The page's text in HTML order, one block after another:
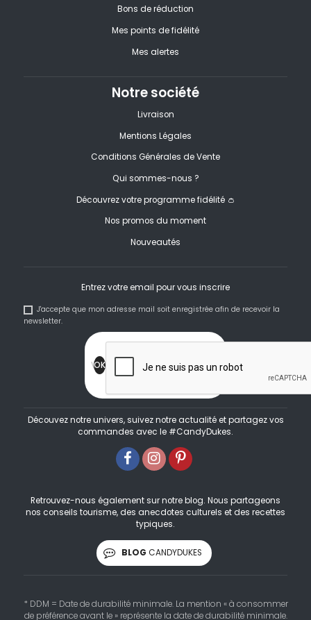
Bons de réduction
Mes points de fidélité
Mes alertes
Notre société
Livraison
Mentions Légales
Conditions Générales de Vente
Qui sommes-nous ?
Découvrez votre programme fidélité 👛
Nos promos du moment
Nouveautés
Entrez votre email pour vous inscrire
J'accepte que mon adresse mail soit enregistrée afin de recevoir la
newsletter.
Découvez notre univers, suivez notre actualité et partagez vos
commandes avec le #CandyDukes.
Retrouvez-nous également sur notre blog. Nous partageons
nos conseils tourisme, des anecdotes culturels et des recettes
typiques.
BLOG CANDYDUKES
* DDM = Date de durabilité minimale. La mention « à consommer
de préférence avant le » représente la date de durabilité minimale.